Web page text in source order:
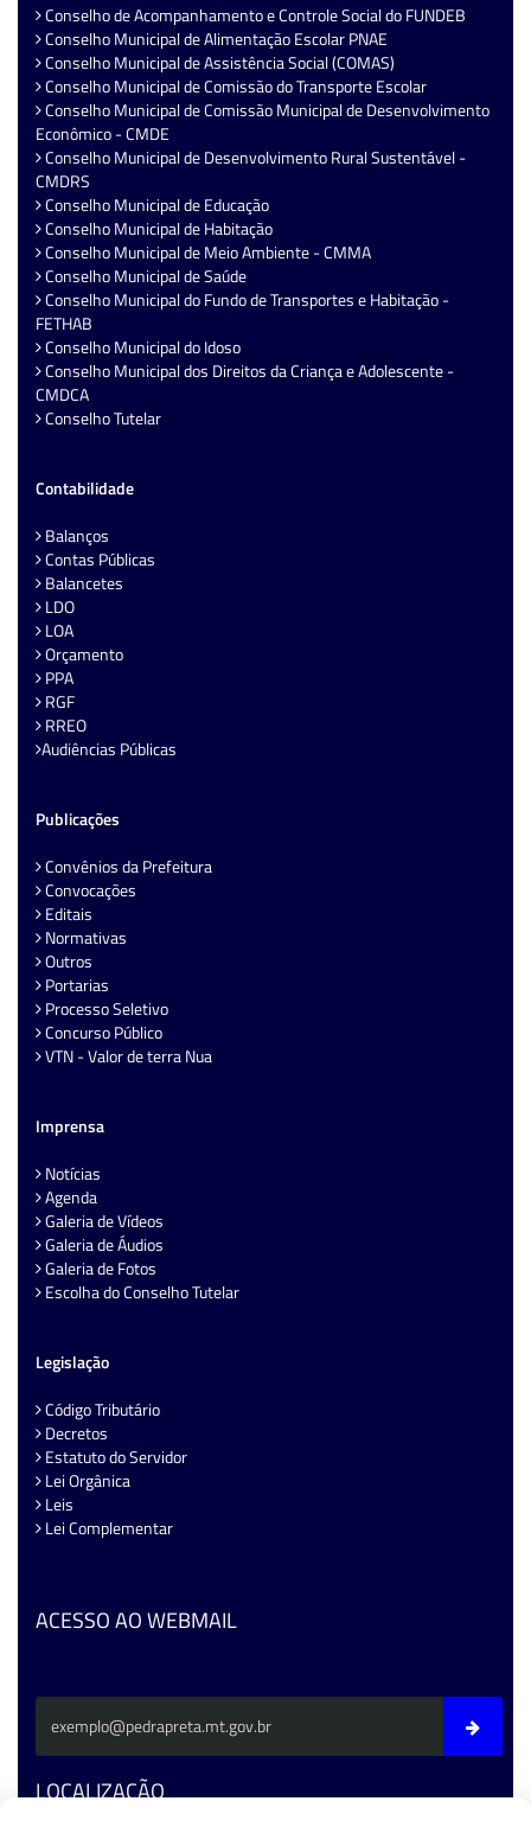
Conselho de Acompanhamento e Controle Social do FUNDEB
Conselho Municipal de Alimentação Escolar PNAE
Conselho Municipal de Assistência Social (COMAS)
Conselho Municipal de Comissão do Transporte Escolar
Conselho Municipal de Comissão Municipal de Desenvolvimento
Econômico - CMDE
Conselho Municipal de Desenvolvimento Rural Sustentável -
CMDRS
Conselho Municipal de Educação
Conselho Municipal de Habitação
Conselho Municipal de Meio Ambiente - CMMA
Conselho Municipal de Saúde
Conselho Municipal do Fundo de Transportes e Habitação -
FETHAB
Conselho Municipal do Idoso
Conselho Municipal dos Direitos da Criança e Adolescente -
CMDCA
Conselho Tutelar
Contabilidade
Balanços
Contas Públicas
Balancetes
LDO
LOA
Orçamento
PPA
RGF
RREO
Audiências Públicas
Publicações
Convênios da Prefeitura
Convocações
Editais
Normativas
Outros
Portarias
Processo Seletivo
Concurso Público
VTN - Valor de terra Nua
Imprensa
Notícias
Agenda
Galeria de Vídeos
Galeria de Áudios
Galeria de Fotos
Escolha do Conselho Tutelar
Legislação
Código Tributário
Decretos
Estatuto do Servidor
Lei Orgânica
Leis
Lei Complementar
ACESSO AO WEBMAIL
LOCALIZAÇÃO